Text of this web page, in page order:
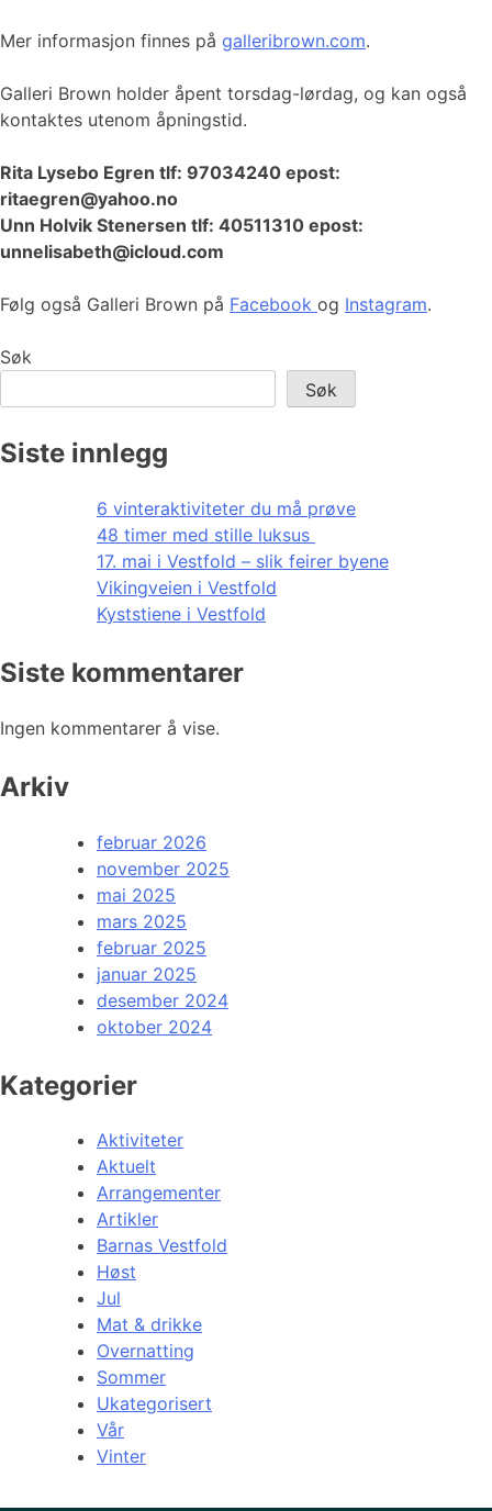
Mer informasjon finnes på galleribrown.com.
Galleri Brown holder åpent torsdag-lørdag, og kan også
kontaktes utenom åpningstid.
Rita Lysebo Egren tlf: 97034240 epost:
ritaegren@yahoo.no
Unn Holvik Stenersen tlf: 40511310 epost:
unnelisabeth@icloud.com
Følg også Galleri Brown på Facebook og Instagram.
Søk
Søk
Siste innlegg
6 vinteraktiviteter du må prøve
48 timer med stille luksus
17. mai i Vestfold – slik feirer byene
Vikingveien i Vestfold
Kyststiene i Vestfold
Siste kommentarer
Ingen kommentarer å vise.
Arkiv
februar 2026
november 2025
mai 2025
mars 2025
februar 2025
januar 2025
desember 2024
oktober 2024
Kategorier
Aktiviteter
Aktuelt
Arrangementer
Artikler
Barnas Vestfold
Høst
Jul
Mat & drikke
Overnatting
Sommer
Ukategorisert
Vår
Vinter